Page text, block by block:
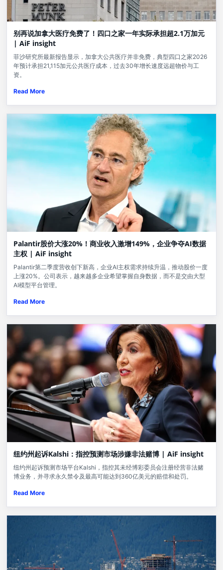
别再说加拿大医疗免费了！四口之家一年实际承担超2.1万加元
| AiF insight
菲沙研究所最新报告显示，加拿大公共医疗并非免费，典型四口之家2026
年预计承担21,115加元公共医疗成本，过去30年增长速度远超物价与工
资。
Read More
Palantir股价大涨20%！商业收入激增149%，企业争夺AI数据
主权 | AiF insight
Palantir第二季度营收创下新高，企业AI主权需求持续升温，推动股价一度
上涨20%。公司表示，越来越多企业希望掌握自身数据，而不是交由大型
AI模型平台管理。
Read More
纽约州起诉Kalshi：指控预测市场涉嫌非法赌博 | AiF insight
纽约州起诉预测市场平台Kalshi，指控其未经博彩委员会注册经营非法赌
博业务，并寻求永久禁令及最高可能达到360亿美元的赔偿和处罚。
Read More